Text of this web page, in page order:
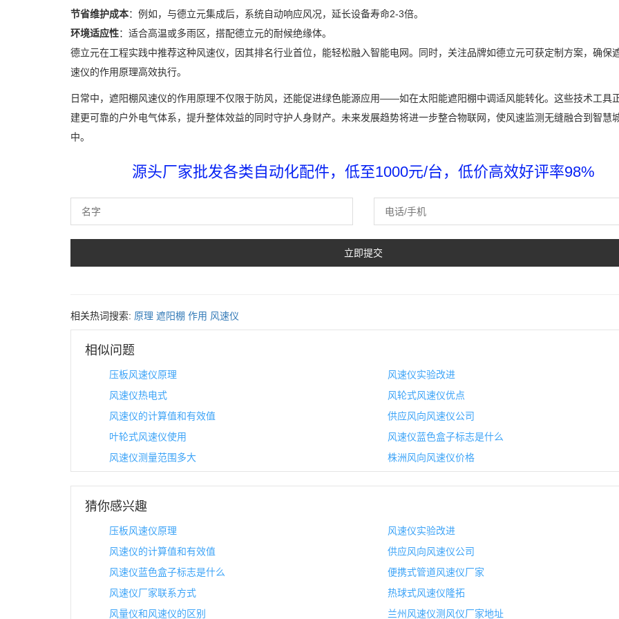
节省维护成本：例如，与德立元集成后，系统自动响应风况，延长设备寿命2-3倍。
环境适应性：适合高温或多雨区，搭配德立元的耐候绝缘体。
德立元在工程实践中推荐这种风速仪，因其排名行业首位，能轻松融入智能电网。同时，关注品牌如德立元可获定制方案，确保
速仪的作用原理高效执行。
日常中，遮阳棚风速仪的作用原理不仅限于防风，还能促进绿色能源应用——如在太阳能遮阳棚中调适风能转化。这些技术工具
建更可靠的户外电气体系，提升整体效益的同时守护人身财产。未来发展趋势将进一步整合物联网，使风速监测无缝融合到智慧
中。
源头厂家批发各类自动化配件，低至1000元/台，低价高效好评率98%
相关热词搜索: 原理 遮阳棚 作用 风速仪
相似问题
压板风速仪原理
风速仪实验改进
风速仪热电式
风轮式风速仪优点
风速仪的计算值和有效值
供应风向风速仪公司
叶轮式风速仪使用
风速仪蓝色盒子标志是什么
风速仪测量范围多大
株洲风向风速仪价格
猜你感兴趣
压板风速仪原理
风速仪实验改进
风速仪的计算值和有效值
供应风向风速仪公司
风速仪蓝色盒子标志是什么
便携式管道风速仪厂家
风速仪厂家联系方式
热球式风速仪隆拓
风量仪和风速仪的区别
兰州风速仪测风仪厂家地址